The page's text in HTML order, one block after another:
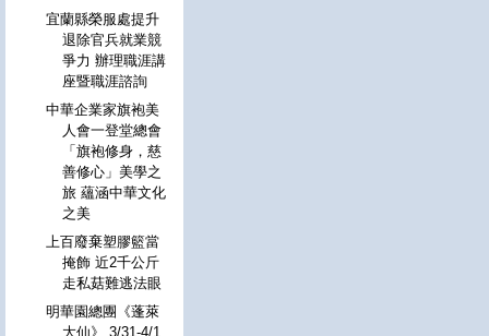
宜蘭縣榮服處提升
退除官兵就業競
爭力 辦理職涯講
座暨職涯諮詢
中華企業家旗袍美
人會一登堂總會
「旗袍修身，慈
善修心」美學之
旅 蘊涵中華文化
之美
上百廢棄塑膠籃當
掩飾 近2千公斤
走私菇難逃法眼
明華園總團《蓬萊
大仙》 3/31-4/1